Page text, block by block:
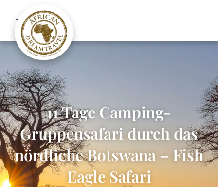
11 Tage Camping-
Gruppensafari durch das
nördliche Botswana – Fish
Eagle Safari